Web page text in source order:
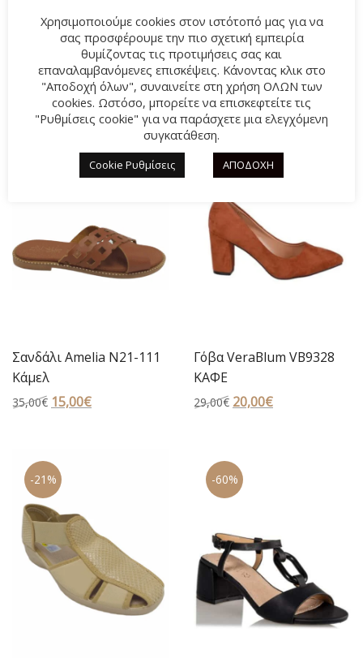
ποδιού παρέχοντας επιπλέον άνεση.
ΣΧΕΤΙΚΆ ΠΡΟΪΌΝΤΑ
Σανδάλι Amelia N21-111
Κάμελ
35,00€ Original
35,00€.
15,00€Η
-31%
Γόβα VeraBlum VB9328
ΚΑΦΕ
29,00€ Original
29,00€.
20,00€Η
-21% -60%
Χρησιμοποιούμε cookies στον ιστότοπό μας για να
σας προσφέρουμε την πιο σχετική εμπειρία
θυμίζοντας τις προτιμήσεις σας και
επαναλαμβανόμενες επισκέψεις. Κάνοντας κλικ στο
"Αποδοχή όλων", συναινείτε στη χρήση ΟΛΩΝ των
cookies. Ωστόσο, μπορείτε να επισκεφτείτε τις
"Ρυθμίσεις cookie" για να παράσχετε μια ελεγχόμενη
συγκατάθεση.
Cookie Ρυθμίσεις ΑΠΟΔΟΧΗ